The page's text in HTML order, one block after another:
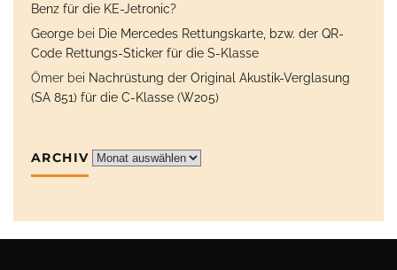
Benz für die KE-Jetronic?
George bei Die Mercedes Rettungskarte, bzw. der QR-
Code Rettungs-Sticker für die S-Klasse
Ömer bei Nachrüstung der Original Akustik-Verglasung
(SA 851) für die C-Klasse (W205)
ARCHIV Archiv